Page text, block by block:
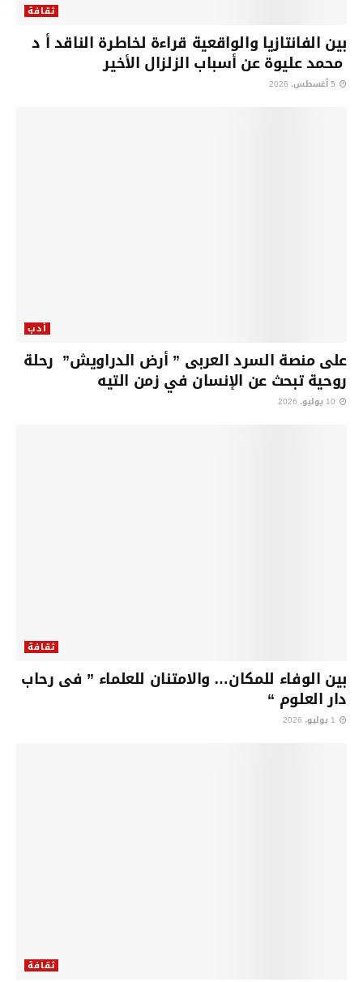
ثقافة
بين الفانتازيا والواقعية قراءة لخاطرة الناقد أ د
محمد عليوة عن أسباب الزلزال الأخير
أدب
على منصة السرد العربى ” أرض الدراويش” رحلة
روحية تبحث عن الإنسان في زمن التيه
ثقافة
بين الوفاء للمكان… والامتنان للعلماء ” فى رحاب
دار العلوم “
ثقافة